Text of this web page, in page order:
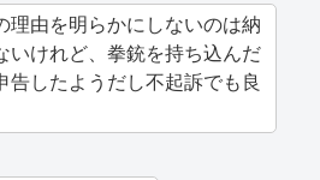
理由を明らかにしないのは納
いけれど、拳銃を持ち込んだ
告したようだし不起訴でも良